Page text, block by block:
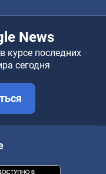
News
курсе последних
сегодня